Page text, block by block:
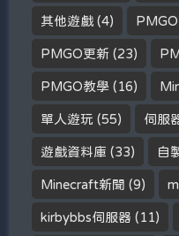
其他遊戲 (4)
PMGO更新 (23)
PMGO教學 (16)
單人遊玩 (55) 伺服
遊戲資料庫 (33) 自
Minecraft新聞 (9)
kirbybbs伺服器 (11)